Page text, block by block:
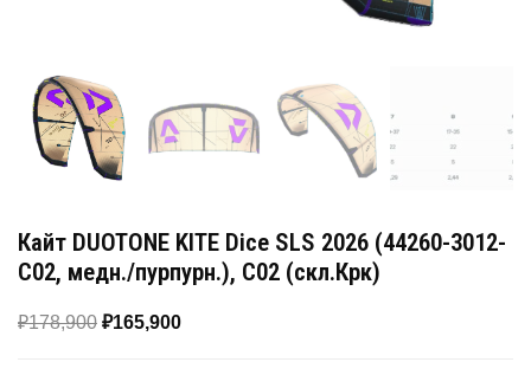
Кайт DUOTONE KITE Dice SLS 2026 (44260-3012-
C02, медн./пурпурн.), C02 (скл.Крк)
₽178,900 Первоначальная
₽165,900Текущая